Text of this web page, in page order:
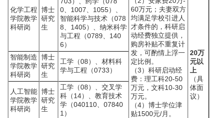
60万元；夫妻双方
均满足学校引进人
才条件的，科研启
动经费独立提供，
购房补贴不重复计
发，可酌情上浮一
定比例。
（3）科研启动经
费：理工科20-50
万元，文科10-30
万元。
（4）博士学位津
贴1500元/月。
20万
元以
上
（具
体面
议）
化学工程
学院教学
科研岗
博士
研究
生
0、1007、1055）、
智能科学与技术（078
8、1405）、纳米科学
与工程（0789、140
6）
智能制造
学院教学
科研岗
博士
研究
生
工学（08）、材料科
学与工程（0733）
人工智能
学院教学
科研岗
博士
研究
生
工学（08）、交叉学
科（14）、教育技术
学（040110、07840
1）